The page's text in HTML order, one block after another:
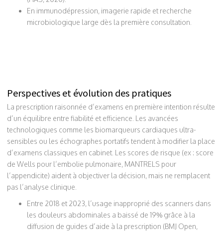
En immunodépression, imagerie rapide et recherche
microbiologique large dès la première consultation.
Perspectives et évolution des pratiques
La prescription raisonnée d’examens en première intention résulte
d’un équilibre entre fiabilité et efficience. Les avancées
technologiques comme les biomarqueurs cardiaques ultra-
sensibles ou les échographes portatifs tendent à modifier la place
d’examens classiques en cabinet. Les scores de risque (ex : score
de Wells pour l’embolie pulmonaire, MANTRELS pour
l’appendicite) aident à objectiver la décision, mais ne remplacent
pas l’analyse clinique.
Entre 2018 et 2023, l’usage inapproprié des scanners dans
les douleurs abdominales a baissé de 19% grâce à la
diffusion de guides d’aide à la prescription (BMJ Open,